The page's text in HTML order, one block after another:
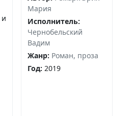
и
Мария
Исполнитель:
Чернобельский
Вадим
Жанр: Роман, проза
Год: 2019